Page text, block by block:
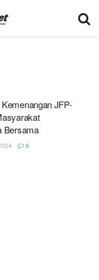
JFP-
Bersama
0